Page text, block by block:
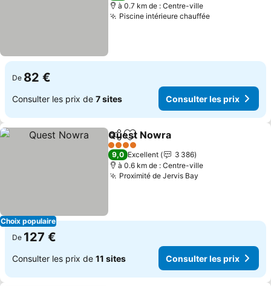
à 0.7 km de : Centre-ville
Piscine intérieure chaufféeConsulter
De 82 €
Consulter les prix de 7 sites Consulter les prix
Choix populaire
PartagerAjouter à mes favoris
Quest Nowra
4 Étoiles
9,0 Excellent
3 386
à 0.6 km de : Centre-ville
Proximité de Jervis Bay
De 127 €
Consulter les prix de 11 sites Consulter les prix